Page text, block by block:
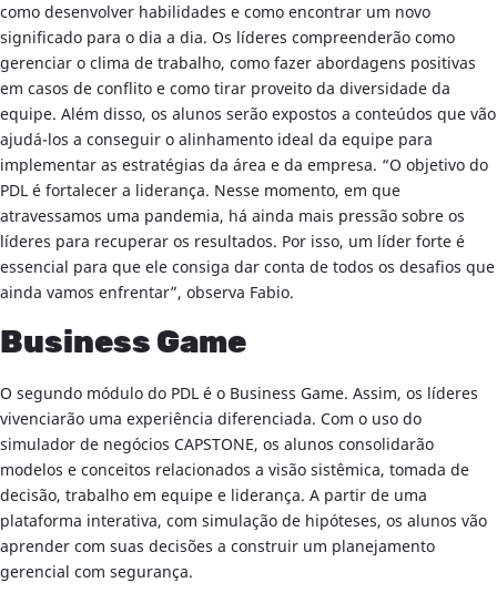
como desenvolver habilidades e como encontrar um novo
significado para o dia a dia. Os líderes compreenderão como
gerenciar o clima de trabalho, como fazer abordagens positivas
em casos de conflito e como tirar proveito da diversidade da
equipe. Além disso, os alunos serão expostos a conteúdos que vão
ajudá-los a conseguir o alinhamento ideal da equipe para
implementar as estratégias da área e da empresa. “O objetivo do
PDL é fortalecer a liderança. Nesse momento, em que
atravessamos uma pandemia, há ainda mais pressão sobre os
líderes para recuperar os resultados. Por isso, um líder forte é
essencial para que ele consiga dar conta de todos os desafios que
ainda vamos enfrentar”, observa Fabio.
Business Game
O segundo módulo do PDL é o Business Game. Assim, os líderes
vivenciarão uma experiência diferenciada. Com o uso do
simulador de negócios CAPSTONE, os alunos consolidarão
modelos e conceitos relacionados a visão sistêmica, tomada de
decisão, trabalho em equipe e liderança. A partir de uma
plataforma interativa, com simulação de hipóteses, os alunos vão
aprender com suas decisões a construir um planejamento
gerencial com segurança.